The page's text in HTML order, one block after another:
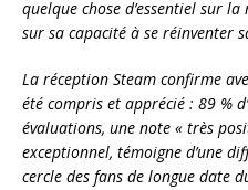
quelque chose d’essentiel sur
sur sa capacité à se réinventer
La réception Steam confirme
été compris et apprécié : 89 %
évaluations, une note « très
exceptionnel, témoigne d’une
cercle des fans de longue date